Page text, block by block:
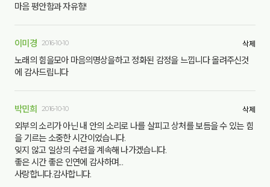
마음 평안함과 자유함!
이미경 2016-10-10 삭제
노래의 힘을모아 마음의명상을하고 정화된 감정을 느낍니다 올려주신것
에 감사드립니다
박민희 2016-10-10 삭제
외부의 소리가 아닌 내 안의 소리로 나를 살피고 상처를 보듬을 수 있는 힘
을 기르는 소중한 시간이었습니다.
잊지 않고 일상의 수련을 계속해 나가겠습니다.
좋은 시간 좋은 인연에 감사하며...
사랑합니다.감사합니다.